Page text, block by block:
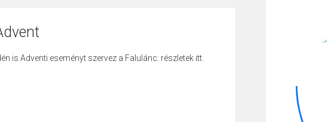
is Adventi eseményt szervez a Falulánc: részletek itt.